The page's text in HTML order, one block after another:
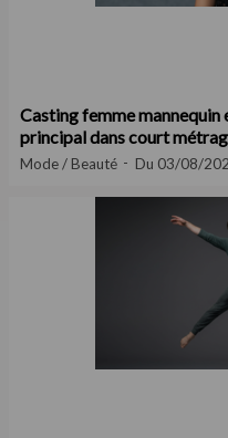
Casting femme mannequin
principal dans court
Mode / Beauté Du 03/08/